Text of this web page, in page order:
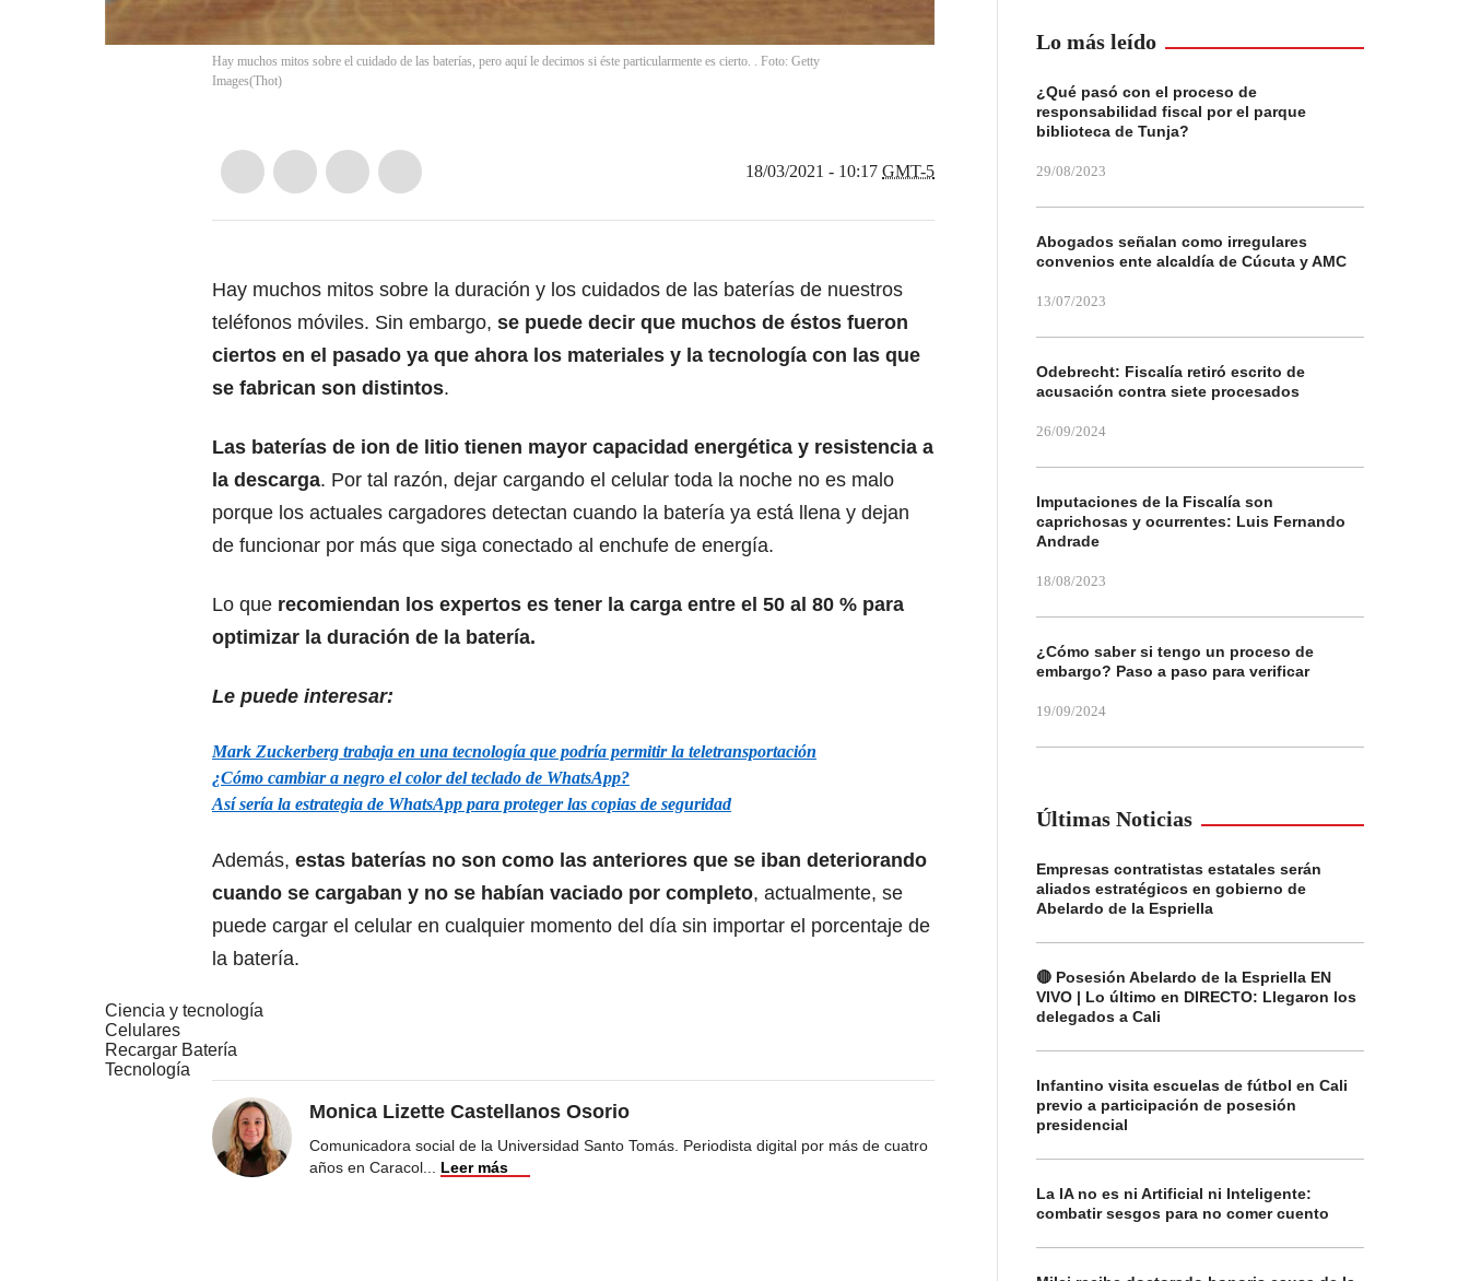
Hay muchos mitos sobre el cuidado de las baterías, pero aquí le decimos si éste particularmente es cierto. . Foto: Getty
Images(Thot)
18/03/2021 - 10:17 GMT-5
Hay muchos mitos sobre la duración y los cuidados de las baterías de nuestros
teléfonos móviles. Sin embargo, se puede decir que muchos de éstos fueron
ciertos en el pasado ya que ahora los materiales y la tecnología con las que
se fabrican son distintos.
Las baterías de ion de litio tienen mayor capacidad energética y resistencia a
la descarga. Por tal razón, dejar cargando el celular toda la noche no es malo
porque los actuales cargadores detectan cuando la batería ya está llena y dejan
de funcionar por más que siga conectado al enchufe de energía.
Lo que recomiendan los expertos es tener la carga entre el 50 al 80 % para
optimizar la duración de la batería.
Le puede interesar:
Mark Zuckerberg trabaja en una tecnología que podría permitir la teletransportación
¿Cómo cambiar a negro el color del teclado de WhatsApp?
Así sería la estrategia de WhatsApp para proteger las copias de seguridad
Además, estas baterías no son como las anteriores que se iban deteriorando
cuando se cargaban y no se habían vaciado por completo, actualmente, se
puede cargar el celular en cualquier momento del día sin importar el porcentaje de
la batería.
Ciencia y tecnología
Celulares
Recargar Batería
Tecnología
Monica Lizette Castellanos Osorio
Comunicadora social de la Universidad Santo Tomás. Periodista digital por más de cuatro
años en Caracol
Leer más
Lo más leído
¿Qué pasó con el proceso de
responsabilidad fiscal por el parque
biblioteca de Tunja?
29/08/2023
Abogados señalan como irregulares
convenios ente alcaldía de Cúcuta y AMC
13/07/2023
Odebrecht: Fiscalía retiró escrito de
acusación contra siete procesados
26/09/2024
Imputaciones de la Fiscalía son
caprichosas y ocurrentes: Luis Fernando
Andrade
18/08/2023
¿Cómo saber si tengo un proceso de
embargo? Paso a paso para verificar
19/09/2024
Últimas Noticias
Empresas contratistas estatales serán
aliados estratégicos en gobierno de
Abelardo de la Espriella
🔴 Posesión Abelardo de la Espriella EN
VIVO | Lo último en DIRECTO: Llegaron los
delegados a Cali
Infantino visita escuelas de fútbol en Cali
previo a participación de posesión
presidencial
La IA no es ni Artificial ni Inteligente:
combatir sesgos para no comer cuento